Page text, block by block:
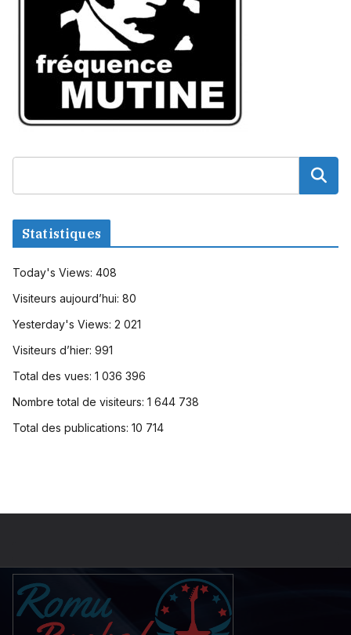
Statistiques
Today's Views: 408
Visiteurs aujourd’hui: 80
Yesterday's Views: 2 021
Visiteurs d’hier: 991
Total des vues: 1 036 396
Nombre total de visiteurs: 1 644 738
Total des publications: 10 714